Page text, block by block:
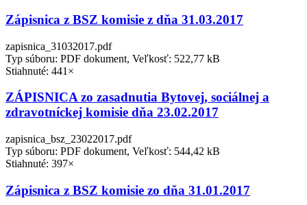
Zápisnica z BSZ komisie z dňa 31.03.2017
zapisnica_31032017.pdf
Typ súboru: PDF dokument, Veľkosť: 522,77 kB
Stiahnuté: 441×
ZÁPISNICA zo zasadnutia Bytovej, sociálnej a
zdravotníckej komisie dňa 23.02.2017
zapisnica_bsz_23022017.pdf
Typ súboru: PDF dokument, Veľkosť: 544,42 kB
Stiahnuté: 397×
Zápisnica z BSZ komisie zo dňa 31.01.2017